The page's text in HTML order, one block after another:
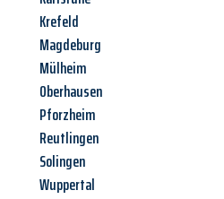
Krefeld
Magdeburg
Mülheim
Oberhausen
Pforzheim
Reutlingen
Solingen
Wuppertal